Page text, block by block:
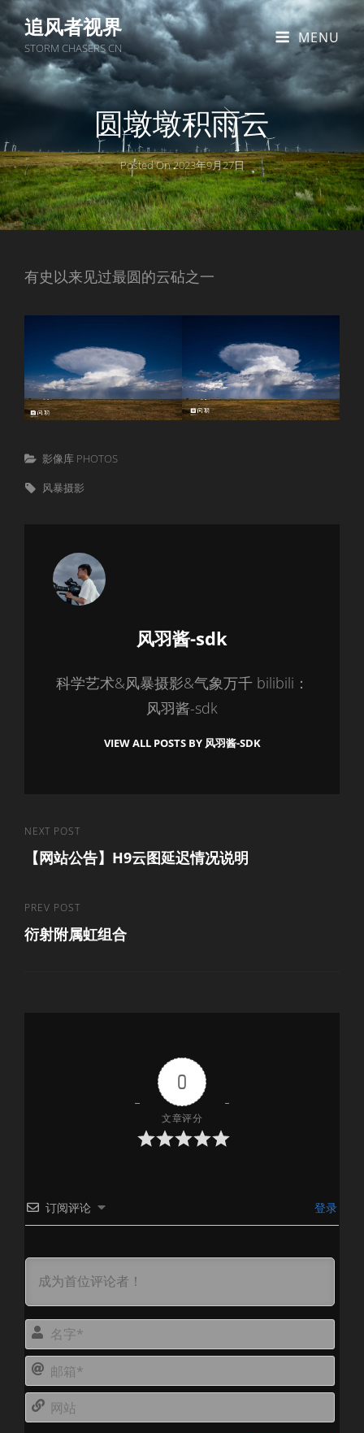
追风者视界
STORM CHASERS CN
MENU
圆墩墩积雨云
Posted On2023年9月27日
有史以来见过最圆的云砧之一
Categories
影像库 PHOTOS
Tags,
风暴摄影
Author:
风羽酱-sdk
科学艺术&风暴摄影&气象万千 bilibili：
风羽酱-sdk
VIEW ALL POSTS BY 风羽酱-SDK
文
章
航
Previous
Post
PREV POST
衍射附属虹组合
Next
Post
NEXT POST
【网站公告】H9云图延迟情况说明
0
文章评分
订阅评论 登录
字
箱
站